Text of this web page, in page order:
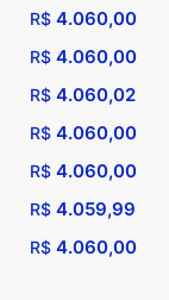
R$ 4.060,00
R$ 4.060,00
R$ 4.060,02
R$ 4.060,00
R$ 4.060,00
R$ 4.059,99
R$ 4.060,00